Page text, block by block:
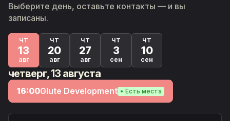
Выберите день, оставьте контакты — и вы
записаны.
ЧТ
13
авг
ЧТ
20
авг
ЧТ
27
авг
ЧТ
3
сен
ЧТ
10
сен
четверг, 13 августа
16:00Glute Development Есть места